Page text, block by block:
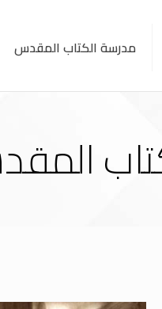
مدرسة الكتاب المقدس